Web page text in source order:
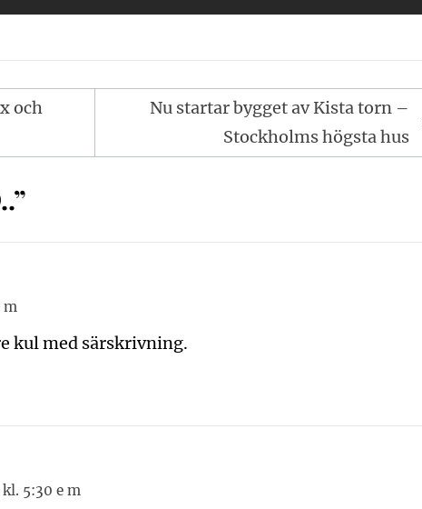
och
Nu startar bygget av Kista torn –
Stockholms högsta hus
m
kul med särskrivning.
5:30 e m